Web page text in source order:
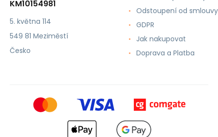
KM10154981
5. května 114
549 81 Meziměstí
Česko
Odstoupení od smlouvy
GDPR
Jak nakupovat
Doprava a Platba